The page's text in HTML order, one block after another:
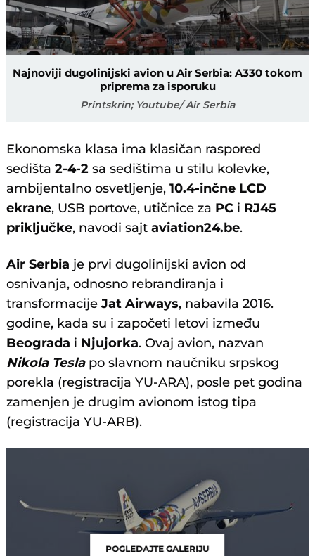
Najnoviji dugolinijski avion u Air Serbia: A330 tokom
priprema za isporuku
Printskrin; Youtube/ Air Serbia
Ekonomska klasa ima klasičan raspored
sedišta2-4-2 sa sedištima u stilu kolevke,
ambijentalno osvetljenje,10.4-inčne LCD
ekrane, USB portove, utičnice za PC i RJ45
priključke, navodi sajtaviation24.be.
Air Serbia je prvi dugolinijski avion od
osnivanja, odnosno rebrandiranja i
transformacijeJat Airways, nabavila 2016.
godine, kada su i započeti letovi između
Beograda i Njujorka. Ovaj avion, nazvan
Nikola Teslapo slavnom naučniku srpskog
porekla (registracija YU-ARA), posle pet godina
zamenjen je drugim avionom istog tipa
(registracija YU-ARB).
POGLEDAJTE GALERIJU